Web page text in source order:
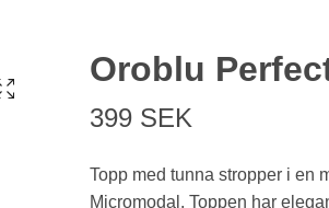
Oroblu
399 SEK
Topp med tunna stropper i en
Micromodal. Toppen har